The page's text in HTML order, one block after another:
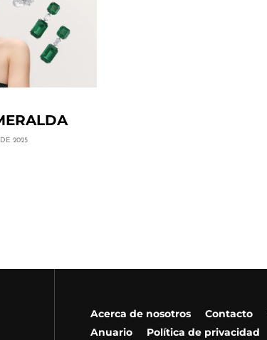
2025
Acerca de nosotros Contacto
Anuario
Política de privacidad